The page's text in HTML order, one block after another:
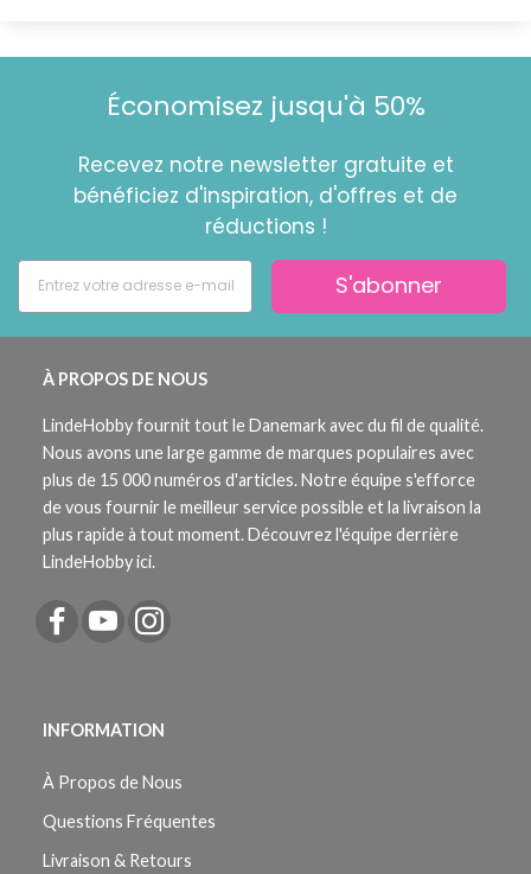
Économisez jusqu'à 50%
Recevez notre newsletter gratuite et
bénéficiez d'inspiration, d'offres et de
réductions !
S'abonner
À PROPOS DE NOUS
LindeHobby fournit tout le Danemark avec du fil de qualité.
Nous avons une large gamme de marques populaires avec
plus de 15 000 numéros d'articles. Notre équipe s'efforce
de vous fournir le meilleur service possible et la livraison la
plus rapide à tout moment. Découvrez l'équipe derrière
LindeHobby ici.
INFORMATION
À Propos de Nous
Questions Fréquentes
Livraison & Retours